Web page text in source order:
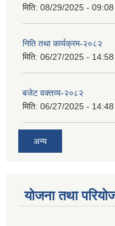
मिति: 08/29/2025 - 09:08
निति तथा कार्यक्रम-२०८२
मिति: 06/27/2025 - 14:58
बजेट वक्तव्य-२०८२
मिति: 06/27/2025 - 14:48
अन्य
योजना तथा